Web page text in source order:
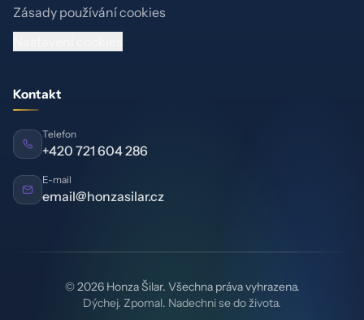
Zásady používání cookies
Kontakt
Telefon
+420 721 604 286
E-mail
email@honzasilar.cz
© 2026 Honza Šilar. Všechna práva vyhrazena.
Dýchej. Zpomal. Nadechni se do života.